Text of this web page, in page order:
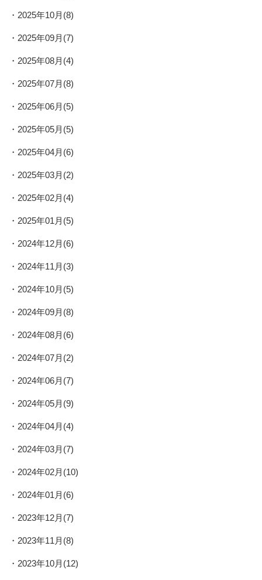
2025年10月(8)
2025年09月(7)
2025年08月(4)
2025年07月(8)
2025年06月(5)
2025年05月(5)
2025年04月(6)
2025年03月(2)
2025年02月(4)
2025年01月(5)
2024年12月(6)
2024年11月(3)
2024年10月(5)
2024年09月(8)
2024年08月(6)
2024年07月(2)
2024年06月(7)
2024年05月(9)
2024年04月(4)
2024年03月(7)
2024年02月(10)
2024年01月(6)
2023年12月(7)
2023年11月(8)
2023年10月(12)